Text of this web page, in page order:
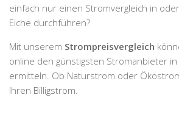
einfach nur einen Stromvergleich in
Eiche durchführen?
Mit unserem Strompreisvergleich
online den günstigsten Stromanbieter
ermitteln. Ob Naturstrom oder
Ihren Billigstrom.